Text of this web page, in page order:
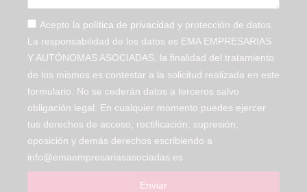
Acepto la política de privacidad y protección de datos.
La responsabilidad de los datos es EMA EMPRESARIAS
Y AUTÓNOMAS ASOCIADAS, la finalidad del tratamiento
de los mismos es contestar a la solicitud realizada en este
formulario. No se cederán datos a terceros salvo
obligación legal. En cualquier momento puedes ejercer
tus derechos de acceso, rectificación, supresión,
oposición y demás derechos escribiendo a
info@emaempresariasasociadas.es
Enviar